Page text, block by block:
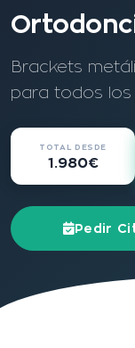
Brackets
para todos los
TOTAL DESDE
1.980€
Pedir